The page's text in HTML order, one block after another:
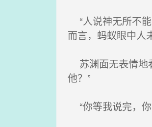
“人说神无所不
而言，蚂蚁眼中人
苏渊面无表情地
他？”
“你等我说完，